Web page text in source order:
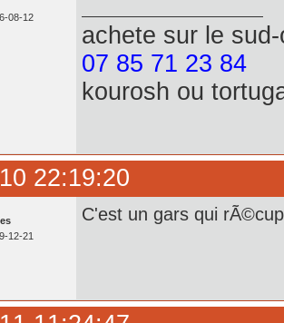
08-12
achete sur le
07 85 71 23 84
kourosh ou
22:19:20
12-21
C'est un gars qui